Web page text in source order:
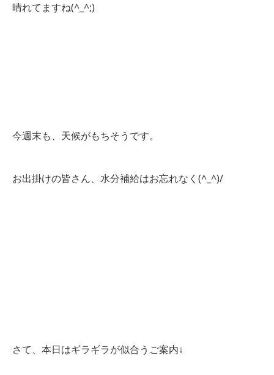
晴れてますね(^_^;)
今週末も、天候がもちそうです。
お出掛けの皆さん、水分補給はお忘れなく(^_^)/
さて、本日はギラギラが似合うご案内↓